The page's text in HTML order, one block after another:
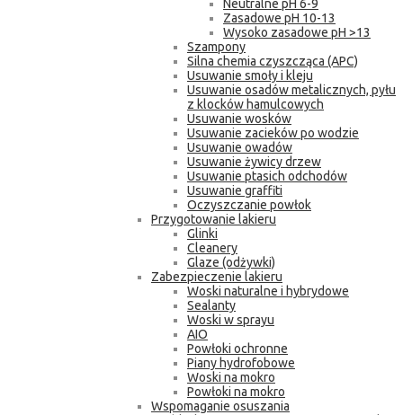
Neutralne pH 6-9
Zasadowe pH 10-13
Wysoko zasadowe pH >13
Szampony
Silna chemia czyszcząca (APC)
Usuwanie smoły i kleju
Usuwanie osadów metalicznych, pyłu
z klocków hamulcowych
Usuwanie wosków
Usuwanie zacieków po wodzie
Usuwanie owadów
Usuwanie żywicy drzew
Usuwanie ptasich odchodów
Usuwanie graffiti
Oczyszczanie powłok
Przygotowanie lakieru
Glinki
Cleanery
Glaze (odżywki)
Zabezpieczenie lakieru
Woski naturalne i hybrydowe
Sealanty
Woski w sprayu
AIO
Powłoki ochronne
Piany hydrofobowe
Woski na mokro
Powłoki na mokro
Wspomaganie osuszania